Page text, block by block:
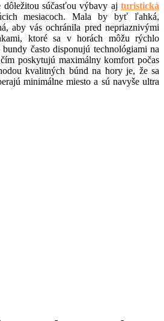
súčasťou výbavy aj turistická
mesiacoch. Mala by byť ľahká,
aby vás ochránila pred nepriaznivými
ktoré sa v horách môžu rýchlo
často disponujú technológiami na
poskytujú maximálny komfort počas
kvalitných búnd na hory je, že sa
minimálne miesto a sú navyše ultra